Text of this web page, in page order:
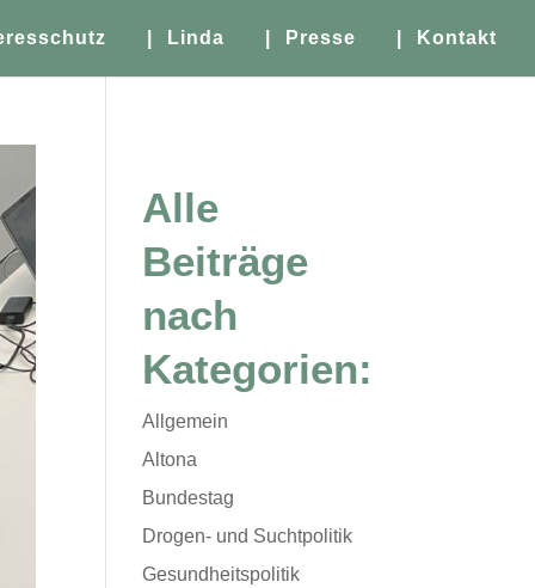
| Linda | Presse | Kontakt
Alle
Beiträge
nach
Kategorien:
Allgemein
Altona
Bundestag
Drogen- und Suchtpolitik
Gesundheitspolitik